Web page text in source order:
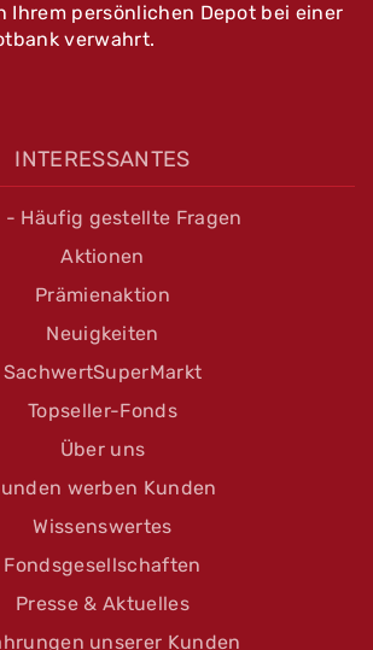
Ihrem persönlichen Depot bei einer
verwahrt.
INTERESSANTES
- Häufig gestellte Fragen
Aktionen
Prämienaktion
Neuigkeiten
SachwertSuperMarkt
Topseller-Fonds
Über uns
werben Kunden
Wissenswertes
Fondsgesellschaften
Presse & Aktuelles
unserer Kunden